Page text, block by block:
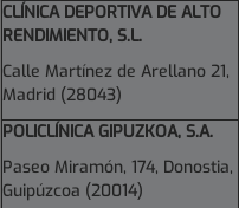
CLÍNICA DEPORTIVA DE ALTO
RENDIMIENTO, S.L.
Calle Martínez de Arellano 21,
Madrid (28043)
POLICLÍNICA GIPUZKOA, S.A.
Paseo Miramón, 174, Donostia,
Guipúzcoa (20014)